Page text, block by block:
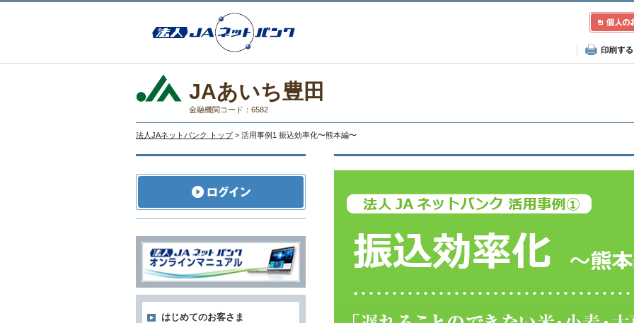
JAあいち豊田
金融機関コード：6582
法人JAネットバンク トップ > 活用事例1 振込効率化〜熊本編〜
はじめてのお客さま